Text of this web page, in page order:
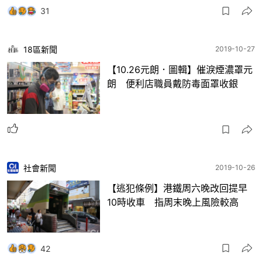
31
18區新聞 2019-10-27
【10.26元朗．圖輯】催淚煙濃罩元
朗 便利店職員戴防毒面罩收銀
社會新聞 2019-10-26
【逃犯條例】港鐵周六晚改回提早
10時收車 指周末晚上風險較高
42